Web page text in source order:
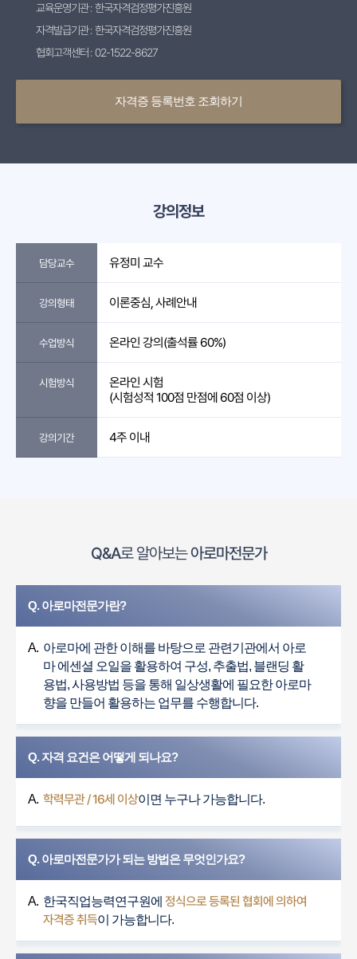
교육운영기관 : 한국자격검정평가진흥원
자격발급기관 : 한국자격검정평가진흥원
협회고객센터 : 02-1522-8627
자격증 등록번호 조회하기
강의정보
담당교수 유정미 교수
강의형태 이론중심, 사례안내
수업방식 온라인 강의(출석률 60%)
시험방식
온라인 시험
(시험성적 100점 만점에 60점 이상)
강의기간 4주 이내
Q&A로 알아보는아로마전문가
Q. 아로마전문가란?
A. 아로마에 관한 이해를 바탕으로 관련기관에서 아로
마 에센셜 오일을 활용하여 구성, 추출법, 블랜딩 활
용법, 사용방법 등을 통해 일상생활에 필요한 아로마
향을 만들어 활용하는 업무를 수행합니다.
Q. 자격 요건은 어떻게 되나요?
A. 학력무관 / 16세 이상이면 누구나 가능합니다.
Q. 아로마전문가가 되는 방법은 무엇인가요?
A. 한국직업능력연구원에 정식으로 등록된 협회에 의하여
자격증 취득이 가능합니다.